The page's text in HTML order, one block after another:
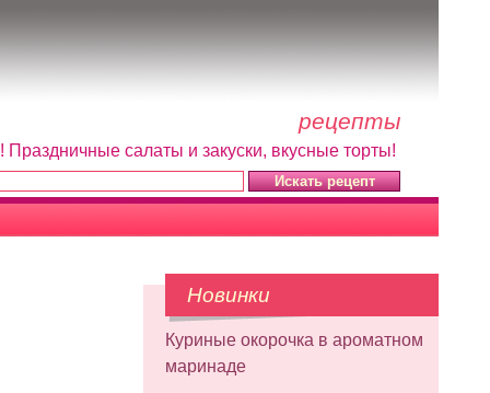
рецепты
салаты и закуски, вкусные торты!
Новинки
Куриные окорочка в ароматном
маринаде